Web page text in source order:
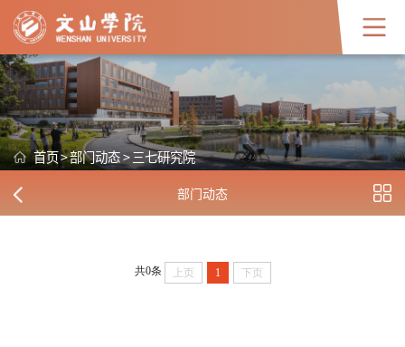
首页>部门动态>三七研究院
部门动态
共0条 上页 1 下页